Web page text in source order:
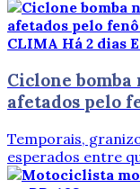
CLIMA Há 2 dias
Ciclone bomba
afetados pelo
Temporais,
esperados entre